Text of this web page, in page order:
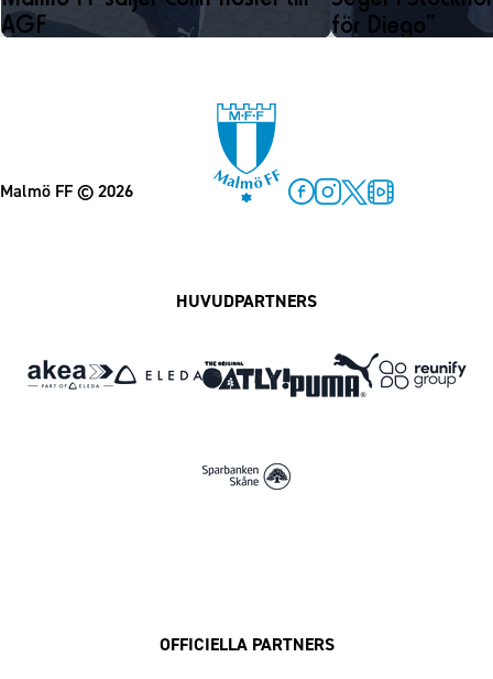
AGF
för Diego”
Malmö FF© 2026
HUVUDPARTNERS
OFFICIELLA PARTNERS